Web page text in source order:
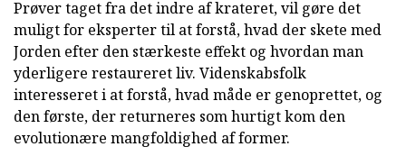
Prøver taget fra det indre af krateret, vil gøre det
muligt for eksperter til at forstå, hvad der skete med
Jorden efter den stærkeste effekt og hvordan man
yderligere restaureret liv. Videnskabsfolk
interesseret i at forstå, hvad måde er genoprettet, og
den første, der returneres som hurtigt kom den
evolutionære mangfoldighed af former.